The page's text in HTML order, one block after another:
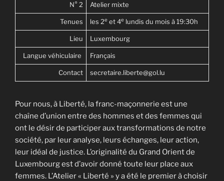
N° 2 Atelier mixte
Tenues les 2eet 4elundis du mois à 19:30h
Lieu Luxembourg
Langue véhiculaire Français
Contact secretaire.liberte@gol.lu
Pour nous, à Liberté, la franc-maçonnerie est une
chaîne d’union entre des hommes et des femmes qui
ont le désir de participer aux transformations de notre
société, par leur analyse, leurs échanges, leur action,
leur idéal de justice. L’originalité du Grand Orient de
Luxembourg est d’avoir donné toute leur place aux
femmes. L’Atelier « Liberté » y a été le premier à choisir